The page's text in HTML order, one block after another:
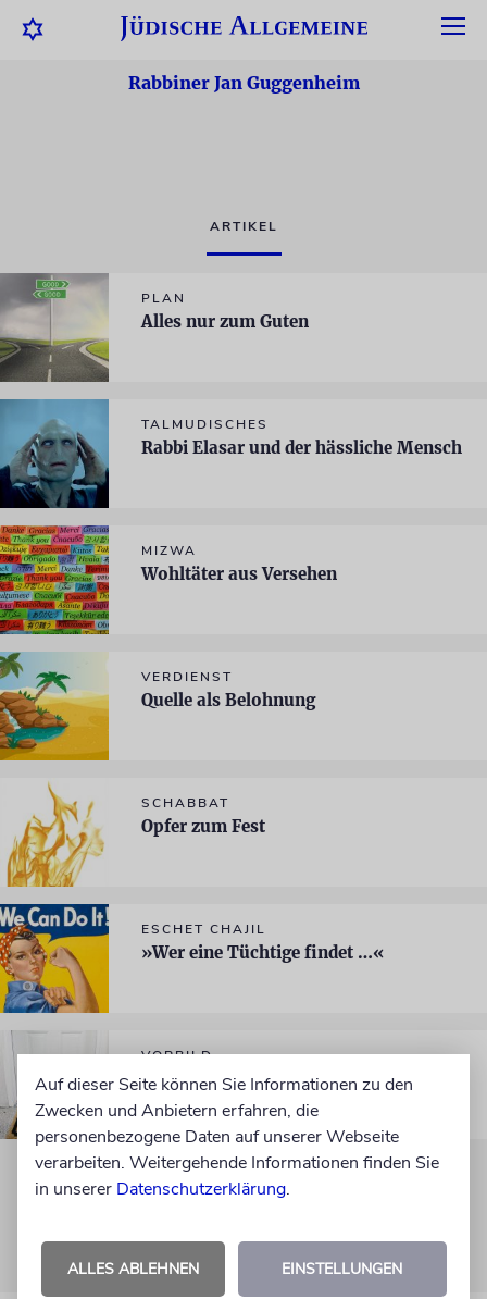
Rabbiner Jan Guggenheim
ARTIKEL
PLAN
Alles nur zum Guten
TALMUDISCHES
Rabbi Elasar und der hässliche Mensch
MIZWA
Wohltäter aus Versehen
VERDIENST
Quelle als Belohnung
SCHABBAT
Opfer zum Fest
ESCHET CHAJIL
»Wer eine Tüchtige findet …«
VORBILD
Aufs Engste verbunden
Auf dieser Seite können Sie Informationen zu den
Zwecken und Anbietern erfahren, die
personenbezogene Daten auf unserer Webseite
verarbeiten. Weitergehende Informationen finden Sie
in unserer Datenschutzerklärung.
ALLES ABLEHNEN EINSTELLUNGEN